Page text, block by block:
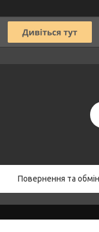
Повернення та обмін